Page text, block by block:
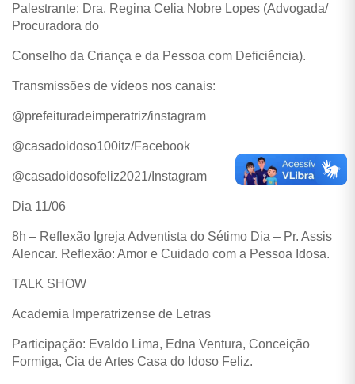
Palestrante: Dra. Regina Celia Nobre Lopes (Advogada/
Procuradora do
Conselho da Criança e da Pessoa com Deficiência).
Transmissões de vídeos nos canais:
@prefeituradeimperatriz/instagram
@casadoidoso100itz/Facebook
@casadoidosofeliz2021/Instagram
Dia 11/06
8h – Reflexão Igreja Adventista do Sétimo Dia – Pr. Assis
Alencar. Reflexão: Amor e Cuidado com a Pessoa Idosa.
TALK SHOW
Academia Imperatrizense de Letras
Participação: Evaldo Lima, Edna Ventura, Conceição
Formiga, Cia de Artes Casa do Idoso Feliz.